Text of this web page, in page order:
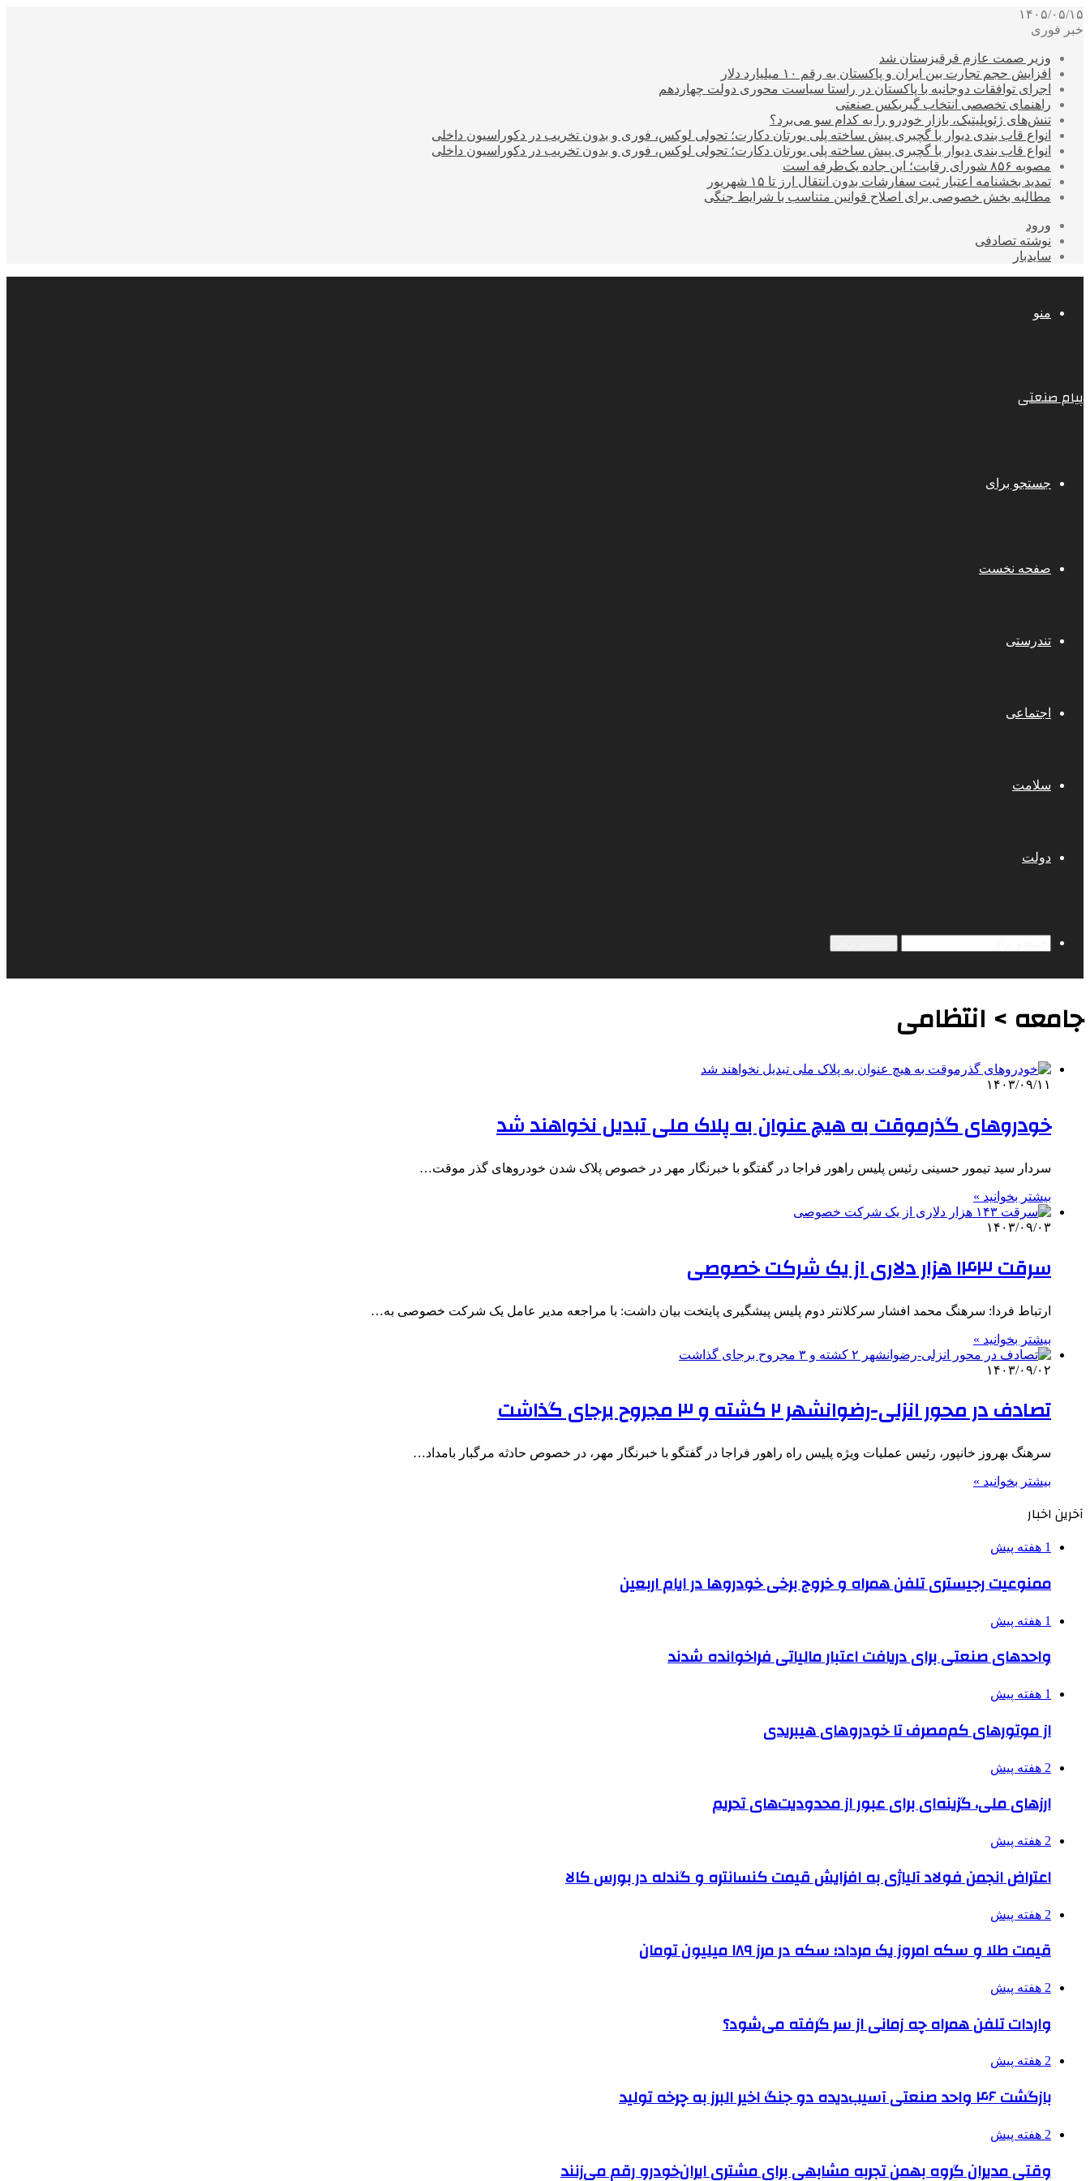
۱۴۰۵/۰۵/۱۵
خبر فوری
وزیر صمت عازم قرقیزستان شد
افزایش حجم تجارت بین ایران و پاکستان به رقم ۱۰ میلیارد دلار
اجرای توافقات دوجانبه با پاکستان در راستا سیاست محوری دولت چهاردهم
راهنمای تخصصی انتخاب گیربکس صنعتی
تنش‌های ژئوپلیتیک، بازار خودرو را به کدام سو می‌برد؟
انواع قاب بندی دیوار با گچبری پیش ساخته پلی یورتان دکارت؛ تحولی لوکس، فوری و بدون تخریب در دکوراسیون داخلی
انواع قاب بندی دیوار با گچبری پیش ساخته پلی یورتان دکارت؛ تحولی لوکس، فوری و بدون تخریب در دکوراسیون داخلی
مصوبه ۸۵۶ شورای رقابت؛ این جاده یک‌طرفه است
تمدید بخشنامه اعتبار ثبت سفارشات بدون انتقال ارز تا ۱۵ شهریور
مطالبه بخش خصوصی برای اصلاح قوانین متناسب با شرایط جنگی
ورود
نوشته تصادفی
سایدبار
منو
پیام صنعتی
جستجو برای
صفحه نخست
تندرستی
اجتماعی
سلامت
دولت
جامعه > انتظامی
۱۴۰۳/۰۹/۱۱
خودروهای گذرموقت به هیچ عنوان به پلاک ملی تبدیل نخواهند شد
سردار سید تیمور حسینی رئیس پلیس راهور فراجا در گفتگو با خبرنگار مهر در خصوص پلاک شدن خودروهای گذر موقت…
بیشتر بخوانید »
۱۴۰۳/۰۹/۰۳
سرقت ۱۴۳ هزار دلاری از یک شرکت خصوصی
ارتباط فردا: سرهنگ محمد افشار سرکلانتر دوم پلیس پیشگیری پایتخت بیان داشت: با مراجعه مدیر عامل یک شرکت خصوصی به…
بیشتر بخوانید »
۱۴۰۳/۰۹/۰۲
تصادف در محور انزلی-رضوانشهر ۲ کشته و ۳ مجروح برجای گذاشت
سرهنگ بهروز خانپور، رئیس عملیات ویژه پلیس راه راهور فراجا در گفتگو با خبرنگار مهر، در خصوص حادثه مرگبار بامداد…
بیشتر بخوانید »
آخرین اخبار
1 هفته پیش
ممنوعیت رجیستری تلفن همراه و خروج برخی خودروها در ایام اربعین
1 هفته پیش
واحدهای صنعتی برای دریافت اعتبار مالیاتی فراخوانده شدند
1 هفته پیش
از موتورهای کم‌مصرف تا خودروهای هیبریدی
2 هفته پیش
ارزهای ملی، گزینه‌ای برای عبور از محدودیت‌های تحریم
2 هفته پیش
اعتراض انجمن فولاد آلیاژی به افزایش قیمت کنسانتره و گندله در بورس کالا
2 هفته پیش
قیمت طلا و سکه امروز یک مرداد؛ سکه در مرز ۱۸۹ میلیون تومان
2 هفته پیش
واردات تلفن همراه چه زمانی از سر گرفته می‌شود؟
2 هفته پیش
بازگشت ۴۶ واحد صنعتی آسیب‌دیده دو جنگ اخیر البرز به چرخه تولید
2 هفته پیش
وقتی مدیران گروه بهمن تجربه مشابهی برای مشتری ایران‌خودرو رقم می‌زنند